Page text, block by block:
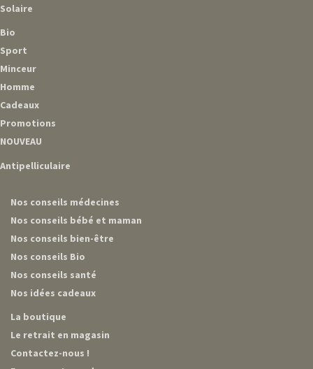
Solaire
Bio
Sport
Minceur
Homme
Cadeaux
Promotions
NOUVEAU
Antipelliculaire
Nos conseils médecines
Nos conseils bébé et maman
Nos conseils bien-être
Nos conseils Bio
Nos conseils santé
Nos idées cadeaux
La boutique
Le retrait en magasin
Contactez-nous !